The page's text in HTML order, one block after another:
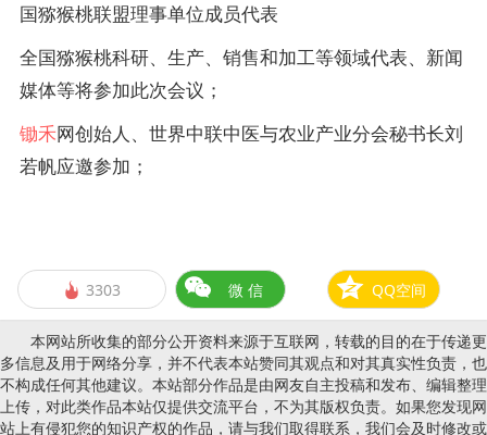
国猕猴桃联盟理事单位成员代表
全国猕猴桃科研、生产、销售和加工等领域代表、新闻
媒体等将参加此次会议；
锄禾网创始人、世界中联中医与农业产业分会秘书长刘
若帆应邀参加；
 3303 微 信 QQ空间
本网站所收集的部分公开资料来源于互联网，转载的目的在于传递更
多信息及用于网络分享，并不代表本站赞同其观点和对其真实性负责，也
不构成任何其他建议。本站部分作品是由网友自主投稿和发布、编辑整理
上传，对此类作品本站仅提供交流平台，不为其版权负责。如果您发现网
站上有侵犯您的知识产权的作品，请与我们取得联系，我们会及时修改或